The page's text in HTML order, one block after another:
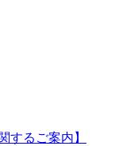
するご案内】